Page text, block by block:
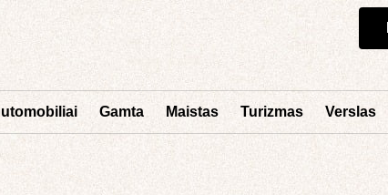
Gamta Maistas Turizmas Verslas